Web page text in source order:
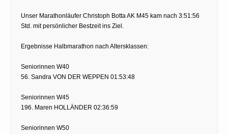
Unser Marathonläufer Christoph Botta AK M45 kam nach 3:51:56
Std. mit persönlicher Bestzeit ins Ziel.
Ergebnisse Halbmarathon nach Altersklassen:
Seniorinnen W40
56. Sandra VON DER WEPPEN 01:53:48
Seniorinnen W45
196. Maren HOLLÄNDER 02:36:59
Seniorinnen W50